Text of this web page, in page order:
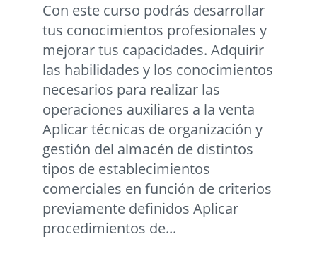
Con este curso podrás desarrollar
tus conocimientos profesionales y
mejorar tus capacidades. Adquirir
las habilidades y los conocimientos
necesarios para realizar las
operaciones auxiliares a la venta
Aplicar técnicas de organización y
gestión del almacén de distintos
tipos de establecimientos
comerciales en función de criterios
previamente definidos Aplicar
procedimientos de...